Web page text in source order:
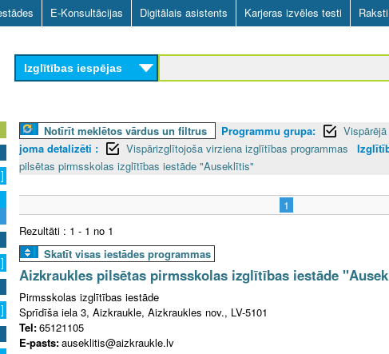
Skip
to
main
content
E-Konsultācijas Digitālais asistents Karjeras izvēles testi Raksti
Izglītības iespējas
Notīrīt meklētos vārdus un filtrus Programmu grupa:
joma detalizēti :
Vispārizglītojoša virziena izglītības programmas
pilsētas pirmsskolas izglītības iestāde "Auseklītis"
1
Rezultāti : 1 - 1 no 1
Skatīt visas iestādes programmas
Aizkraukles pilsētas pirmsskolas izglītības iestāde
Pirmsskolas izglītības iestāde
Sprīdīša iela 3, Aizkraukle, Aizkraukles nov., LV-5101
Tel:65121105
E-pasts:auseklitis@aizkraukle.lv